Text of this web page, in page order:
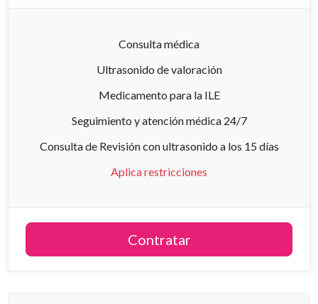
Consulta médica
Ultrasonido de valoración
Medicamento para la ILE
Seguimiento y atención médica 24/7
Consulta de Revisión con ultrasonido a los 15 días
Aplica restricciones
Contratar